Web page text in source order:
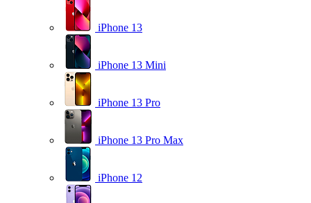
iPhone 13
iPhone 13 Mini
iPhone 13 Pro
iPhone 13 Pro Max
iPhone 12